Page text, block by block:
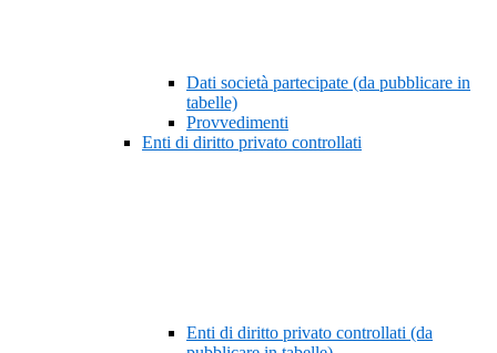
Dati società partecipate (da pubblicare in
tabelle)
Provvedimenti
Enti di diritto privato controllati
Enti di diritto privato controllati (da